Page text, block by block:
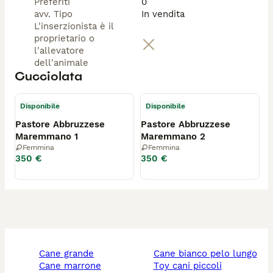
avv. Tipo
In vendita
L'inserzionista è il
proprietario o
l'allevatore
dell'animale
Cucciolata
Disponibile
Pastore Abbruzzese
Maremmano 1
Femmina
350 €
Disponibile
Pastore Abbruzzese
Maremmano 2
Femmina
350 €
cane grande
cane marrone
cane bianco pelo lungo
toy cani piccoli